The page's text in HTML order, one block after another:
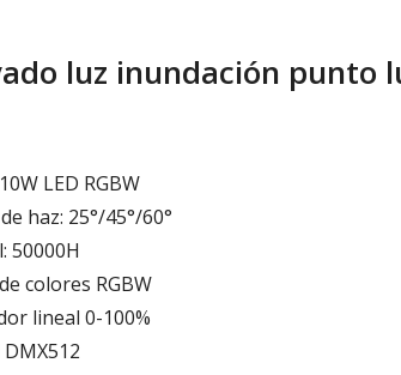
luz inundación punto
LED RGBW
haz: 25°/45°/60°
50000H
colores RGBW
lineal 0-100%